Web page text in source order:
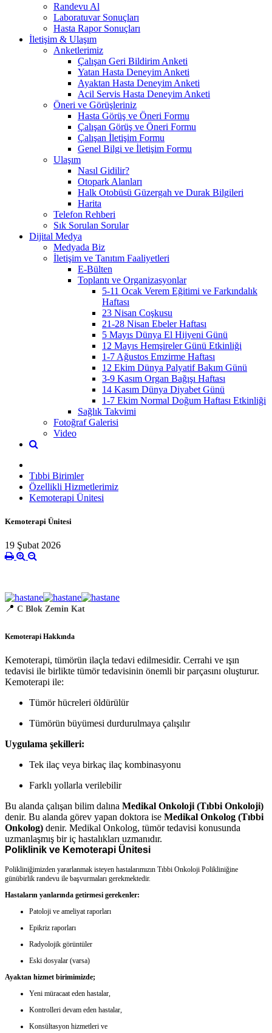
Randevu Al
Laboratuvar Sonuçları
Hasta Rapor Sonuçları
İletişim & Ulaşım
Anketlerimiz
Çalışan Geri Bildirim Anketi
Yatan Hasta Deneyim Anketi
Ayaktan Hasta Deneyim Anketi
Acil Servis Hasta Deneyim Anketi
Öneri ve Görüşleriniz
Hasta Görüş ve Öneri Formu
Çalışan Görüş ve Öneri Formu
Çalışan İletişim Formu
Genel Bilgi ve İletişim Formu
Ulaşım
Nasıl Gidilir?
Otopark Alanları
Halk Otobüsü Güzergah ve Durak Bilgileri
Harita
Telefon Rehberi
Sık Sorulan Sorular
Dijital Medya
Medyada Biz
İletişim ve Tanıtım Faaliyetleri
E-Bülten
Toplantı ve Organizasyonlar
5-11 Ocak Verem Eğitimi ve Farkındalık
Haftası
23 Nisan Coşkusu
21-28 Nisan Ebeler Haftası
5 Mayıs Dünya El Hijyeni Günü
12 Mayıs Hemşireler Günü Etkinliği
1-7 Ağustos Emzirme Haftası
12 Ekim Dünya Palyatif Bakım Günü
3-9 Kasım Organ Bağışı Haftası
14 Kasım Dünya Diyabet Günü
1-7 Ekim Normal Doğum Haftası Etkinliği
Sağlık Takvimi
Fotoğraf Galerisi
Video
Tıbbi Birimler
Özellikli Hizmetlerimiz
Kemoterapi Ünitesi
Kemoterapi Ünitesi
19 Şubat 2026
📍 C Blok Zemin Kat
Kemoterapi Hakkında
Kemoterapi, tümörün ilaçla tedavi edilmesidir. Cerrahi ve ışın
tedavisi ile birlikte tümör tedavisinin önemli bir parçasını oluşturur.
Kemoterapi ile:
Tümör hücreleri öldürülür
Tümörün büyümesi durdurulmaya çalışılır
Uygulama şekilleri:
Tek ilaç veya birkaç ilaç kombinasyonu
Farklı yollarla verilebilir
Bu alanda çalışan bilim dalına Medikal Onkoloji (Tıbbi Onkoloji)
denir. Bu alanda görev yapan doktora ise Medikal Onkolog (Tıbbi
Onkolog) denir. Medikal Onkolog, tümör tedavisi konusunda
uzmanlaşmış bir iç hastalıkları uzmanıdır.
Poliklinik ve Kemoterapi Ünitesi
Polikliniğimizden yararlanmak isteyen hastalarımızın Tıbbi Onkoloji Polikliniğine
günübirlik randevu ile başvurmaları gerekmektedir.
Hastaların yanlarında getirmesi gerekenler:
Patoloji ve ameliyat raporları
Epikriz raporları
Radyolojik görüntüler
Eski dosyalar (varsa)
Ayaktan hizmet birimimizde;
Yeni müracaat eden hastalar,
Kontrolleri devam eden hastalar,
Konsültasyon hizmetleri ve